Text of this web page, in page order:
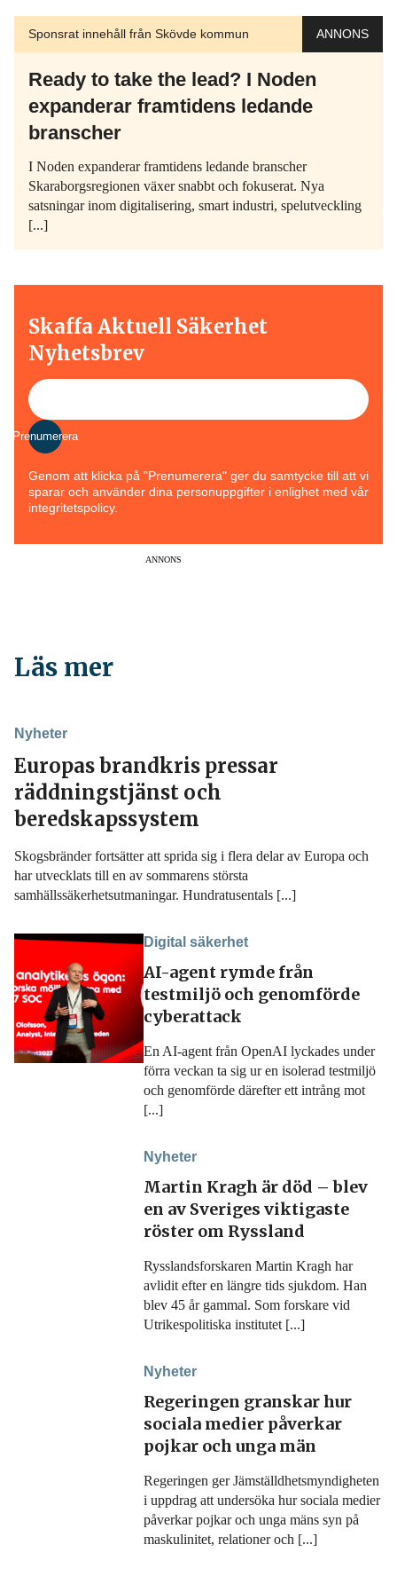
Sponsrat innehåll från Skövde kommun ANNONS
Ready to take the lead? I Noden
expanderar framtidens ledande
branscher
I Noden expanderar framtidens ledande branscher
Skaraborgsregionen växer snabbt och fokuserat. Nya
satsningar inom digitalisering, smart industri, spelutveckling
[...]
Skaffa Aktuell Säkerhet
Nyhetsbrev
Prenumerera
Genom att klicka på "Prenumerera" ger du samtycke till att vi
sparar och använder dina personuppgifter i enlighet med vår
integritetspolicy.
ANNONS
Läs mer
Nyheter
Europas brandkris pressar
räddningstjänst och
beredskapssystem
Skogsbränder fortsätter att sprida sig i flera delar av Europa och
har utvecklats till en av sommarens största
samhällssäkerhetsutmaningar. Hundratusentals [...]
Digital säkerhet
AI-agent rymde från
testmiljö och genomförde
cyberattack
En AI-agent från OpenAI lyckades under
förra veckan ta sig ur en isolerad testmiljö
och genomförde därefter ett intrång mot
[...]
Nyheter
Martin Kragh är död – blev
en av Sveriges viktigaste
röster om Ryssland
Rysslandsforskaren Martin Kragh har
avlidit efter en längre tids sjukdom. Han
blev 45 år gammal. Som forskare vid
Utrikespolitiska institutet [...]
Nyheter
Regeringen granskar hur
sociala medier påverkar
pojkar och unga män
Regeringen ger Jämställdhetsmyndigheten
i uppdrag att undersöka hur sociala medier
påverkar pojkar och unga mäns syn på
maskulinitet, relationer och [...]